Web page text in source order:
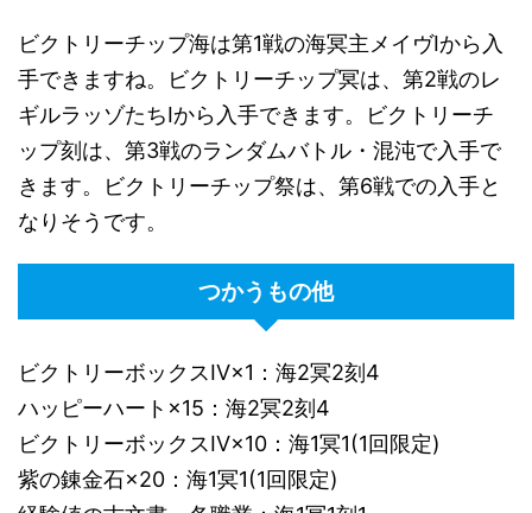
ビクトリーチップ海は第1戦の海冥主メイヴIから入
手できますね。ビクトリーチップ冥は、第2戦のレ
ギルラッゾたちIから入手できます。ビクトリーチ
ップ刻は、第3戦のランダムバトル・混沌で入手で
きます。ビクトリーチップ祭は、第6戦での入手と
なりそうです。
つかうもの他
ビクトリーボックスIV×1：海2冥2刻4
ハッピーハート×15：海2冥2刻4
ビクトリーボックスIV×10：海1冥1(1回限定)
紫の錬金石×20：海1冥1(1回限定)